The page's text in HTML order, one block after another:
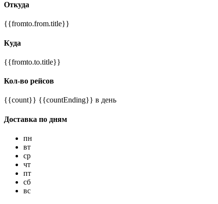
Откуда
{{fromto.from.title}}
Куда
{{fromto.to.title}}
Кол-во рейсов
{{count}} {{countEnding}} в день
Доставка по дням
пн
вт
ср
чт
пт
сб
вс